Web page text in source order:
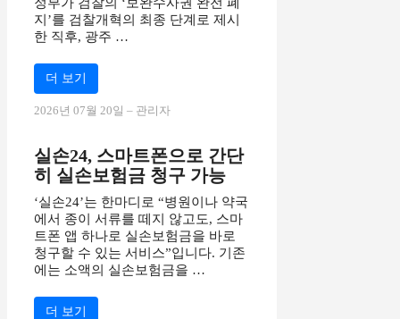
지’를 검찰개혁의 최종 단계로 제시
한 직후, 광주 …
더 보기
2026년 07월 20일 ‒ 관리자
실손24, 스마트폰으로 간단
히 실손보험금 청구 가능
‘실손24’는 한마디로 “병원이나 약국
에서 종이 서류를 떼지 않고도, 스마
트폰 앱 하나로 실손보험금을 바로
청구할 수 있는 서비스”입니다. 기존
에는 소액의 실손보험금을 …
더 보기